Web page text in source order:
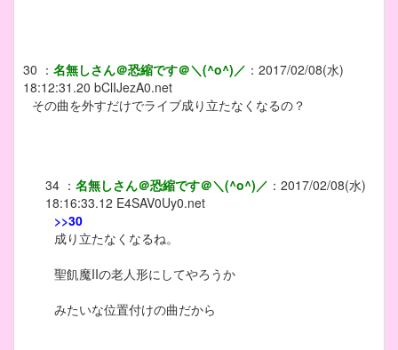
30 ： 名無しさん＠恐縮です＠＼(^o^)／ ： 2017/02/08(水)
18:12:31.20 bClIJezA0.net
その曲を外すだけでライブ成り立たなくなるの？
34 ： 名無しさん＠恐縮です＠＼(^o^)／ ： 2017/02/08(水)
18:16:33.12 E4SAV0Uy0.net
>>30
成り立たなくなるね。
聖飢魔IIの老人形にしてやろうか
みたいな位置付けの曲だから